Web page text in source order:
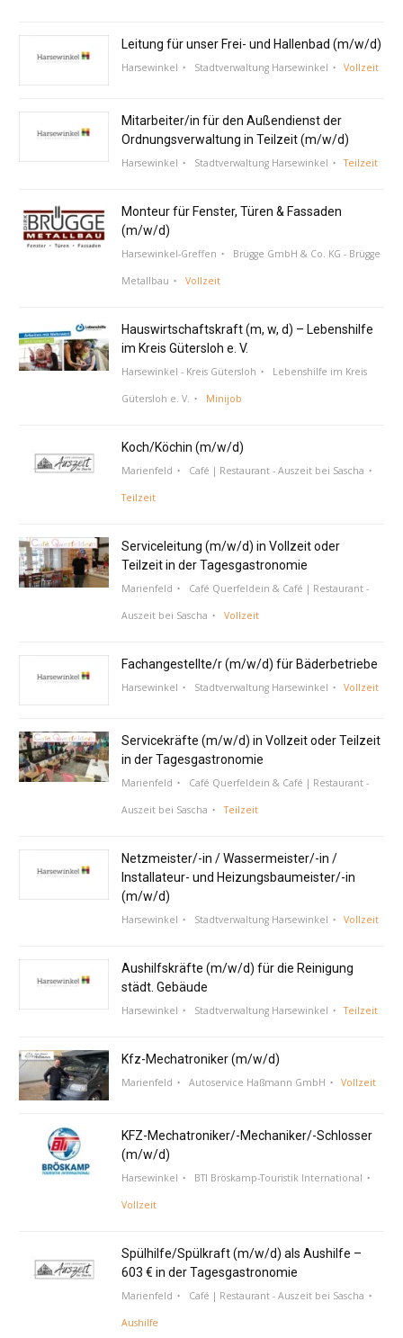
Leitung für unser Frei- und Hallenbad (m/w/d)
Harsewinkel Stadtverwaltung Harsewinkel Vollzeit
Mitarbeiter/in für den Außendienst der
Ordnungsverwaltung in Teilzeit (m/w/d)
Harsewinkel Stadtverwaltung Harsewinkel Teilzeit
Monteur für Fenster, Türen & Fassaden
(m/w/d)
Harsewinkel-Greffen Brügge GmbH & Co. KG - Brügge
Metallbau Vollzeit
Hauswirtschaftskraft (m, w, d) – Lebenshilfe
im Kreis Gütersloh e. V.
Harsewinkel - Kreis Gütersloh Lebenshilfe im Kreis
Gütersloh e. V. Minijob
Koch/Köchin (m/w/d)
Marienfeld Café | Restaurant - Auszeit bei Sascha
Teilzeit
Serviceleitung (m/w/d) in Vollzeit oder
Teilzeit in der Tagesgastronomie
Marienfeld Café Querfeldein & Café | Restaurant -
Auszeit bei Sascha Vollzeit
Fachangestellte/r (m/w/d) für Bäderbetriebe
Harsewinkel Stadtverwaltung Harsewinkel Vollzeit
Servicekräfte (m/w/d) in Vollzeit oder Teilzeit
in der Tagesgastronomie
Marienfeld Café Querfeldein & Café | Restaurant -
Auszeit bei Sascha Teilzeit
Netzmeister/-in / Wassermeister/-in /
Installateur- und Heizungsbaumeister/-in
(m/w/d)
Harsewinkel Stadtverwaltung Harsewinkel Vollzeit
Aushilfskräfte (m/w/d) für die Reinigung
städt. Gebäude
Harsewinkel Stadtverwaltung Harsewinkel Teilzeit
Kfz-Mechatroniker (m/w/d)
Marienfeld Autoservice Haßmann GmbH Vollzeit
KFZ-Mechatroniker/-Mechaniker/-Schlosser
(m/w/d)
Harsewinkel BTI Bröskamp-Touristik International
Vollzeit
Spülhilfe/Spülkraft (m/w/d) als Aushilfe –
603 € in der Tagesgastronomie
Marienfeld Café | Restaurant - Auszeit bei Sascha
Aushilfe